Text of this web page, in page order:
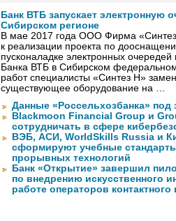
Банк ВТБ запускает электронную
Сибирском регионе
В мае 2017 года ООО Фирма
к реализации проекта по
пусконаладке электронных
Банка ВТБ в Сибирском
работ специалисты «Синтез Н»
существующее оборудование на …
Данные «Россельхозбанка» под
Blackmoon Financial Group и
сотрудничать в сфере
ВЭБ, АСИ, WorldSkills Russia и
сформируют учебные
прорывных технологий
Банк «Открытие» завершил
по внедрению искусственного
работе операторов контактного